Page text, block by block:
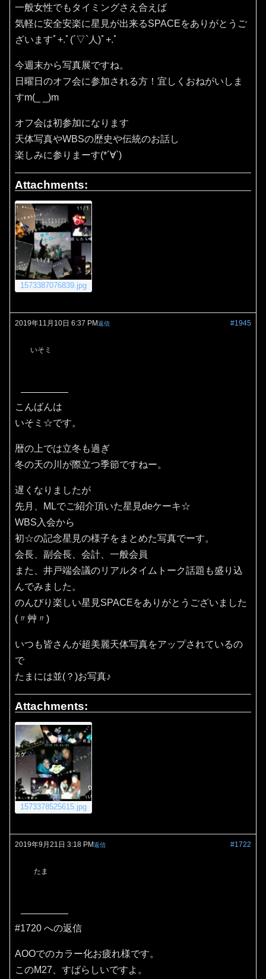
一般女性でもタイミングさえ合えば
気軽に安全安楽に星見が出来るSPACEをありがとうご
ざいますﾟ+.ﾟ(´▽`人)ﾟ+.ﾟ
今週末から写真展ですね。
日曜日のオフ会に参加される方！宜しくおねがいしま
すm(_ _)m
オフ会は初参加になります
天体写真やWBSの歴史や伝統のお話し
楽しみに参りまーす(*´∀`)
Attachments:
1573387076839.jpg
2019年11月10日 6:37 PM #1945
返信
いそミ
こんばんは
いそミ☆です。
暦の上では立冬も過ぎ
冬の天の川が際立つ季節ですねー。
遅くなりましたが
先月、MLでご紹介頂いた星見deケーキ☆
WBS入会から
初☆の記念星見の様子をまとめた写真でーす。
会長、副会長、会計、一般会員
また、井戸端会議のリアルタイムトーク話題も盛り込
んでみました。
のんびり楽しい星見SPACEをありがとうございました
(〃艸〃)
いつも皆さんが超美麗天体写真をアップされているの
で
たまには並(？)お写真♪
Attachments:
1573378525615.jpg
2019年9月21日 3:18 PM #1722
返信
たま
#1720 への返信
AOOでのカラー化お疲れ様です。
このM27、すばらしいですよ。